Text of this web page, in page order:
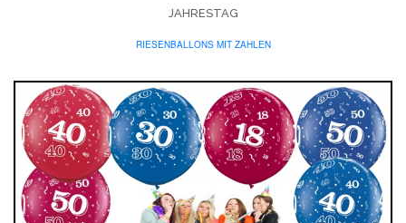
JAHRESTAG
RIESENBALLONS MIT ZAHLEN